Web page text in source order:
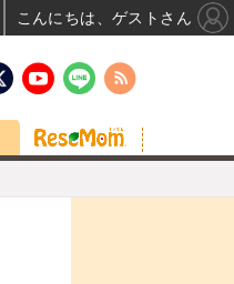
こんにちは、ゲストさん